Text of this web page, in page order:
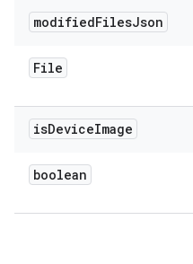
modifiedFilesJson
File
isDeviceImage
boolean